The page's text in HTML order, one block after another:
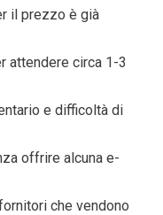
il prezzo è già
attendere circa 1-3
e difficoltà di
offrire alcuna e-
che vendono